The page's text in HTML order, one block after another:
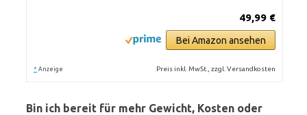
49,99 €
Bei Amazon ansehen
* Anzeige Preis inkl. MwSt., zzgl. Versandkosten
Bin ich bereit für mehr Gewicht, Kosten oder